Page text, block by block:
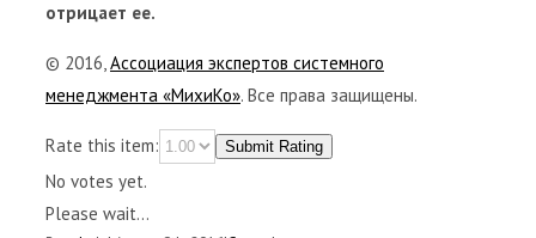
отрицает ее.
© 2016,Ассоциация экспертов системного
менеджмента «МихиКо». Все права защищены.
Rate this item: Submit Rating
No votes yet.
Please wait...